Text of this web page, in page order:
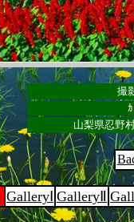
撮
山梨県忍野
GalleryⅠ GalleryⅡ